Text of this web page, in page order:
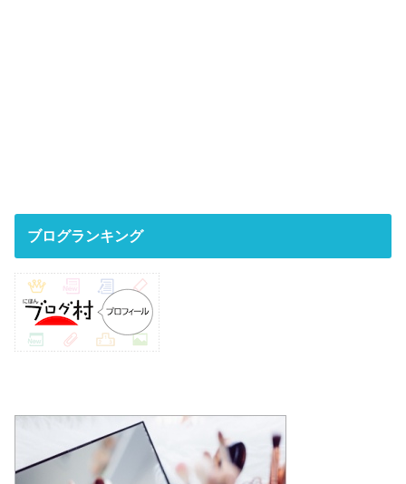
ブログランキング